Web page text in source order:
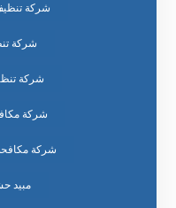
شركة
شركة
شركة
شركة
شركة
مبيد